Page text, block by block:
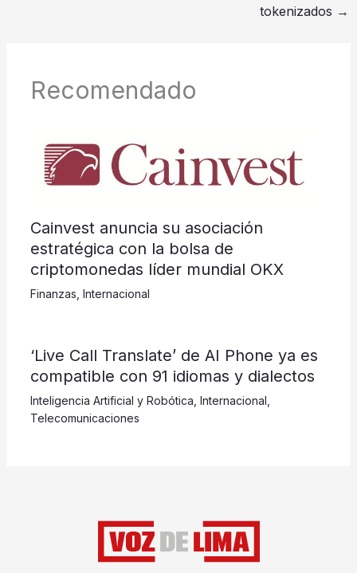
tokenizados →
Recomendado
Cainvest anuncia su asociación
estratégica con la bolsa de
criptomonedas líder mundial OKX
Finanzas, Internacional
‘Live Call Translate’ de AI Phone ya es
compatible con 91 idiomas y dialectos
Inteligencia Artificial y Robótica, Internacional ,
Telecomunicaciones